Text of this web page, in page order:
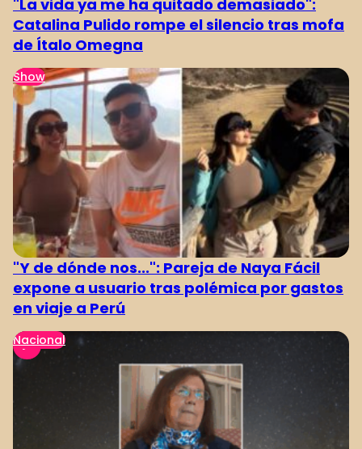
"La vida ya me ha quitado demasiado":
Catalina Pulido rompe el silencio tras mofa
de Ítalo Omegna
Show
"Y de dónde nos...": Pareja de Naya Fácil
expone a usuario tras polémica por gastos
en viaje a Perú
Nacional